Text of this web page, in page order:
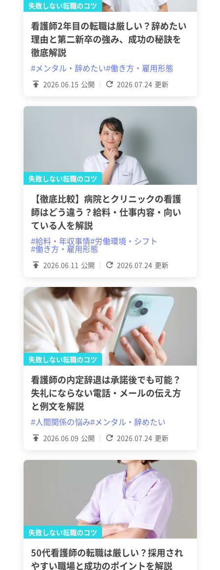
失敗しない転職のコツ
2026.06.15 公開 2026.07.24 更新
看護師2年目の転職は厳しい？辞めたい
理由と第二新卒の強み、成功の秘訣を
徹底解説
#メンタル・辞めたい#働き方・雇用形態
失敗しない転職のコツ
2026.06.11 公開 2026.07.24 更新
【徹底比較】病院とクリニックの看護
師はどう違う？給料・仕事内容・向い
ている人を解説
#給料・年収事情#労働環境・シフト
#働き方・雇用形態
失敗しない転職のコツ
2026.06.09 公開 2026.07.24 更新
看護師の内定辞退は承諾後でも可能？
失礼にならない電話・メールの伝え方
と例文を解説
#人間関係の悩み#メンタル・辞めたい
失敗しない転職のコツ
50代看護師の転職は厳しい？採用され
やすい職場と成功のポイントを解説